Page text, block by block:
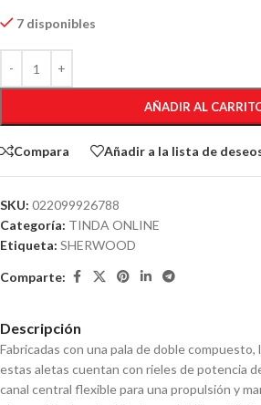
7 disponibles
AÑADIR AL
Compara Añadir a la lista de
SKU: 022099926788
Categoría: TINDA ONLINE
Etiqueta: SHERWOOD
Comparte:
Descripción
Fabricadas con una pala de doble compuesto,
estas aletas cuentan con rieles de potencia
canal central flexible para una propulsión y